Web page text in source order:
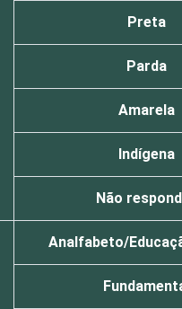
Preta
Parda
Amarela
Indígena
Não
Analfabeto/